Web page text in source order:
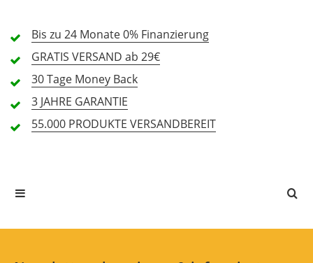
2 Sterne
1 Sterne
Alle Sprachen
Bis zu 24 Monate0% Finanzierung
GRATIS VERSAND ab 29€
30 Tage Money Back
3 JAHRE GARANTIE
55.000 PRODUKTE VERSANDBEREIT